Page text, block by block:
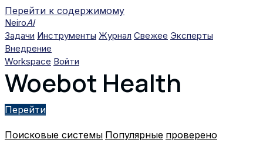
Перейти к содержимому
NeiroAI
Задачи Инструменты Журнал Свежее Эксперты
Внедрение
Workspace Войти
Woebot Health
Перейти
Поисковые системы Популярные проверено